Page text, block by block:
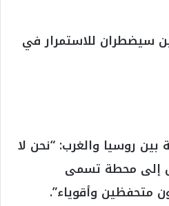
سيضطران للاستمرار في
روسيا والغرب: “نحن لا
إلى محطة تسمى
متحفظين وأقوياء”.